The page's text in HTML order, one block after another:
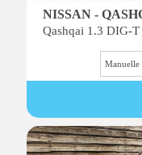
NISSAN -
Manuelle